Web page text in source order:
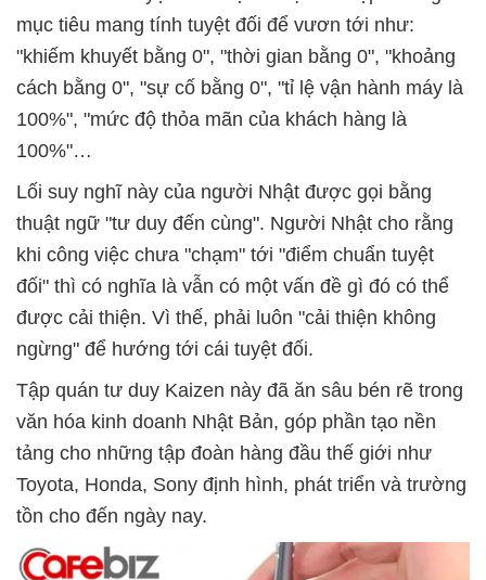
mục tiêu mang tính tuyệt đối để vươn tới như:
"khiếm khuyết bằng 0", "thời gian bằng 0", "khoảng
cách bằng 0", "sự cố bằng 0", "tỉ lệ vận hành máy là
100%", "mức độ thỏa mãn của khách hàng là
100%"…
Lối suy nghĩ này của người Nhật được gọi bằng
thuật ngữ "tư duy đến cùng". Người Nhật cho rằng
khi công việc chưa "chạm" tới "điểm chuẩn tuyệt
đối" thì có nghĩa là vẫn có một vấn đề gì đó có thể
được cải thiện. Vì thế, phải luôn "cải thiện không
ngừng" để hướng tới cái tuyệt đối.
Tập quán tư duy Kaizen này đã ăn sâu bén rẽ trong
văn hóa kinh doanh Nhật Bản, góp phần tạo nền
tảng cho những tập đoàn hàng đầu thế giới như
Toyota, Honda, Sony định hình, phát triển và trường
tồn cho đến ngày nay.